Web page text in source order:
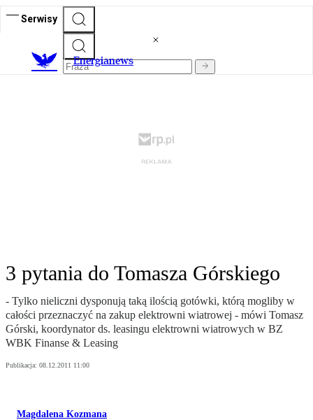
Serwisy
Energianews
3 pytania do Tomasza Górskiego
- Tylko nieliczni dysponują taką ilością gotówki, którą mogliby w
całości przeznaczyć na zakup elektrowni wiatrowej - mówi Tomasz
Górski, koordynator ds. leasingu elektrowni wiatrowych w BZ
WBK Finanse & Leasing
Publikacja: 08.12.2011 11:00
Magdalena Kozmana